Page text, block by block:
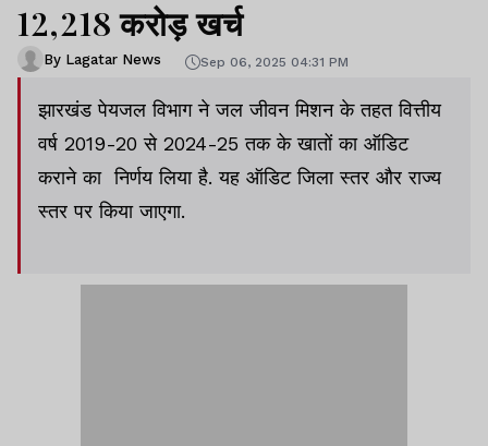
12,218 करोड़ खर्च
By Lagatar News Sep 06, 2025 04:31 PM
झारखंड पेयजल विभाग ने जल जीवन मिशन के तहत वित्तीय
वर्ष 2019-20 से 2024-25 तक के खातों का ऑडिट
कराने का निर्णय लिया है. यह ऑडिट जिला स्तर और राज्य
स्तर पर किया जाएगा.